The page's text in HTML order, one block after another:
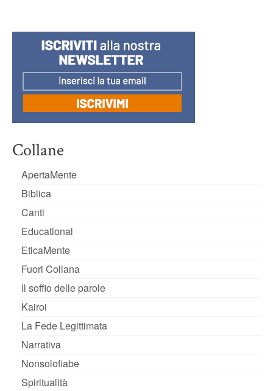
Collane
ApertaMente
Biblica
Canti
Educational
EticaMente
Fuori Collana
Il soffio delle parole
Kairoi
La Fede Legittimata
Narrativa
Nonsolofiabe
Spiritualità